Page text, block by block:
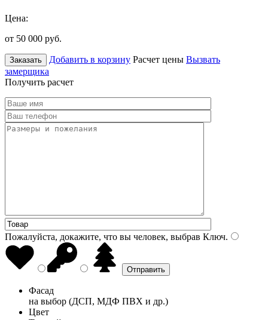
Цена:
от 50 000 руб.
Заказать Добавить в корзину Расчет цены Вызвать
замерщика
Получить расчет
Пожалуйста, докажите, что вы человек, выбрав Ключ.
Фасад
на выбор (ДСП, МДФ ПВХ и др.)
Цвет